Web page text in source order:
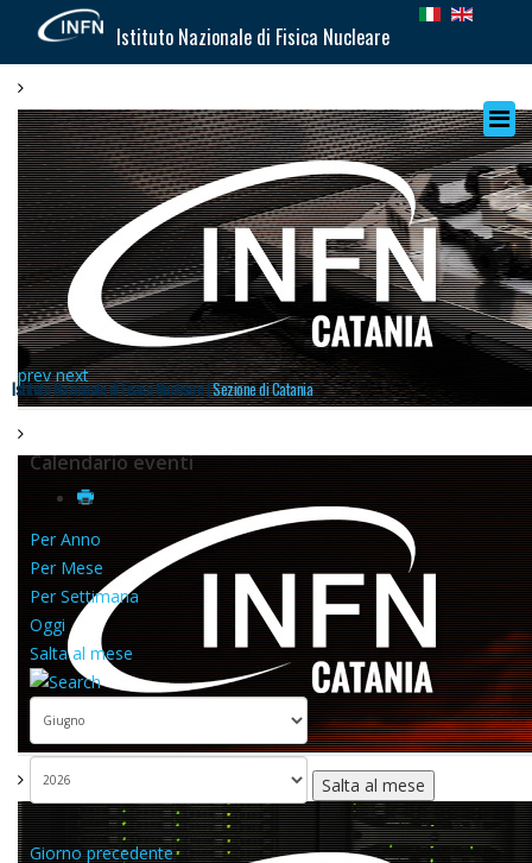
Istituto Nazionale di Fisica Nucleare
prev next
Istituto Nazionale di Fisica Nucleare |Sezione di Catania
Calendario eventi
Per Anno
Per Mese
Per Settimana
Oggi
Salta al mese
Salta al mese
Giorno precedente